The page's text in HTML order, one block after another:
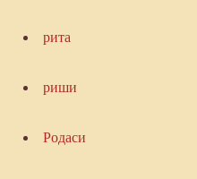
рита
риши
Родаси